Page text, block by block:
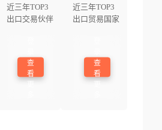
近三年TOP3
出口交易伙伴
查
看
近三年TOP3
出口贸易国家
查
看